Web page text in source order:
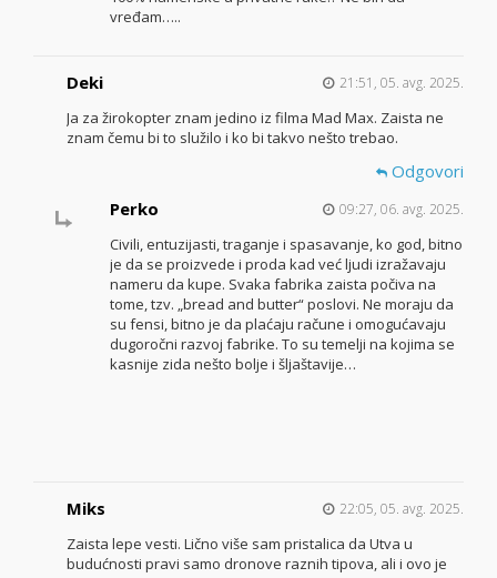
vređam…..
Deki 21:51, 05. avg. 2025.
Ja za žirokopter znam jedino iz filma Mad Max. Zaista ne
znam čemu bi to služilo i ko bi takvo nešto trebao.
Odgovori
Perko
09:27, 06. avg. 2025.
Civili, entuzijasti, traganje i spasavanje, ko god, bitno
je da se proizvede i proda kad već ljudi izražavaju
nameru da kupe. Svaka fabrika zaista počiva na
tome, tzv. „bread and butter“ poslovi. Ne moraju da
su fensi, bitno je da plaćaju račune i omogućavaju
dugoročni razvoj fabrike. To su temelji na kojima se
kasnije zida nešto bolje i šljaštavije…
Miks 22:05, 05. avg. 2025.
Zaista lepe vesti. Lično više sam pristalica da Utva u
budućnosti pravi samo dronove raznih tipova, ali i ovo je